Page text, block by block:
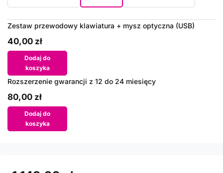
Zestaw przewodowy klawiatura + mysz optyczna (USB)
40,00 zł
Dodaj do
koszyka
Rozszerzenie gwarancji z 12 do 24 miesięcy
80,00 zł
Dodaj do
koszyka